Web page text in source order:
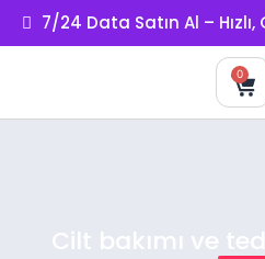
7/24 Data Satın Al –
0
Cilt bakımı ve